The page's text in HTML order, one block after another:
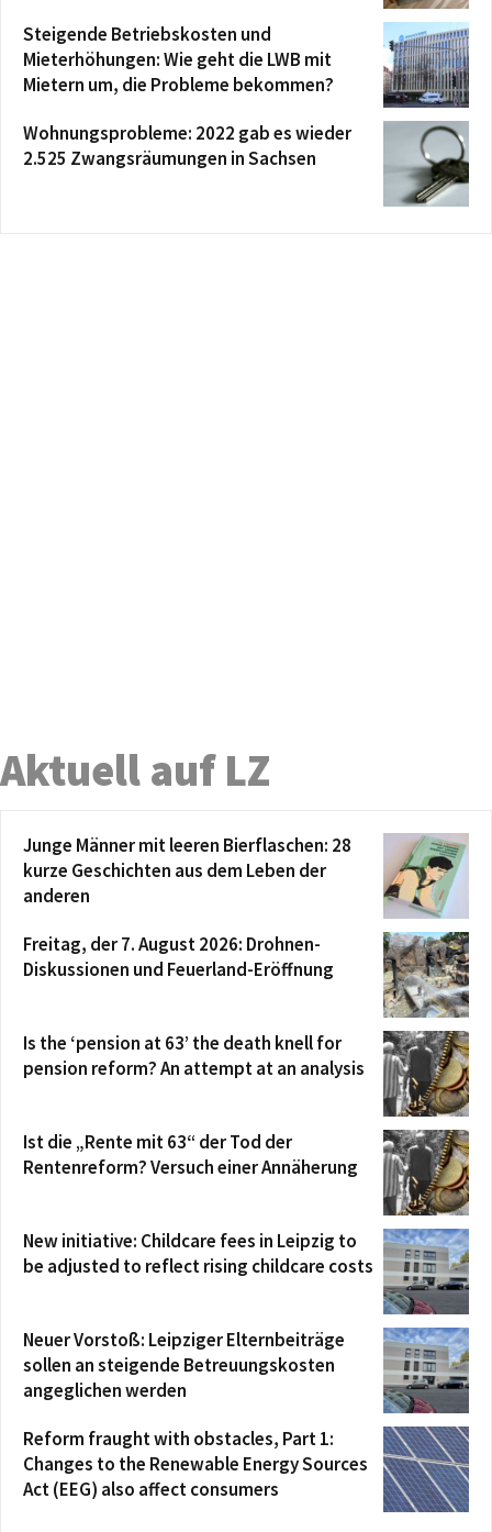
Steigende Betriebskosten und
Mieterhöhungen: Wie geht die LWB mit
Mietern um, die Probleme bekommen?
Wohnungsprobleme: 2022 gab es wieder
2.525 Zwangsräumungen in Sachsen
Aktuell auf LZ
Junge Männer mit leeren Bierflaschen: 28
kurze Geschichten aus dem Leben der
anderen
Freitag, der 7. August 2026: Drohnen-
Diskussionen und Feuerland-Eröffnung
Is the ‘pension at 63’ the death knell for
pension reform? An attempt at an analysis
Ist die „Rente mit 63“ der Tod der
Rentenreform? Versuch einer Annäherung
New initiative: Childcare fees in Leipzig to
be adjusted to reflect rising childcare costs
Neuer Vorstoß: Leipziger Elternbeiträge
sollen an steigende Betreuungskosten
angeglichen werden
Reform fraught with obstacles, Part 1:
Changes to the Renewable Energy Sources
Act (EEG) also affect consumers